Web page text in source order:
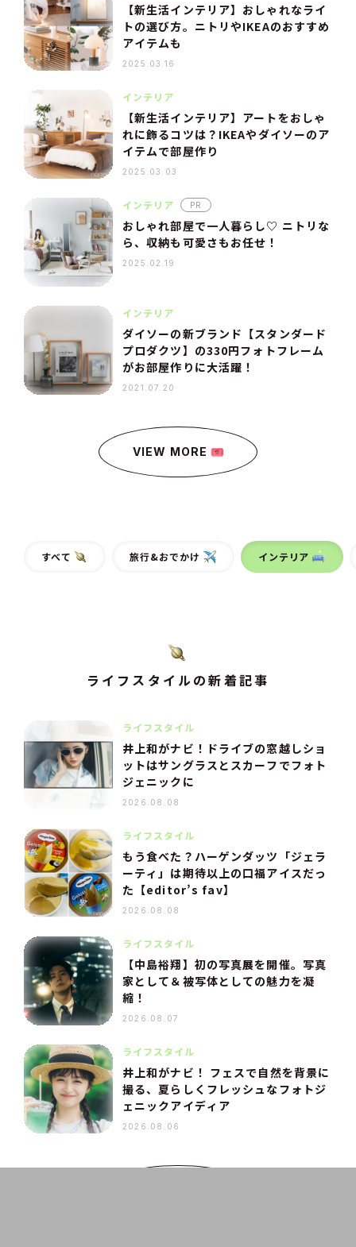
【新生活インテリア】おしゃれなライ
トの選び方。ニトリやIKEAのおすすめ
アイテムも
2025.03.16
インテリア
【新生活インテリア】アートをおしゃ
れに飾るコツは？IKEAやダイソーのア
イテムで部屋作り
2025.03.03
インテリア PR
おしゃれ部屋で一人暮らし♡ ニトリな
ら、収納も可愛さもお任せ！
2025.02.19
インテリア
ダイソーの新ブランド【スタンダード
プロダクツ】の330円フォトフレーム
がお部屋作りに大活躍！
2021.07.20
VIEW MORE
すべて 旅行&おでかけ インテリア
ライフスタイルの新着記事
ライフスタイル
井上和がナビ！ドライブの窓越しショ
ットはサングラスとスカーフでフォト
ジェニックに
2026.08.08
ライフスタイル
もう食べた？ハーゲンダッツ「ジェラ
ーティ」は期待以上の口福アイスだっ
た【editor’s fav】
2026.08.08
ライフスタイル
【中島裕翔】初の写真展を開催。写真
家として＆被写体としての魅力を凝
縮！
2026.08.07
ライフスタイル
井上和がナビ！ フェスで自然を背景に
撮る、夏らしくフレッシュなフォトジ
ェニックアイディア
2026.08.06